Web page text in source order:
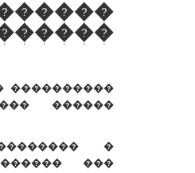
����������
������
�
���